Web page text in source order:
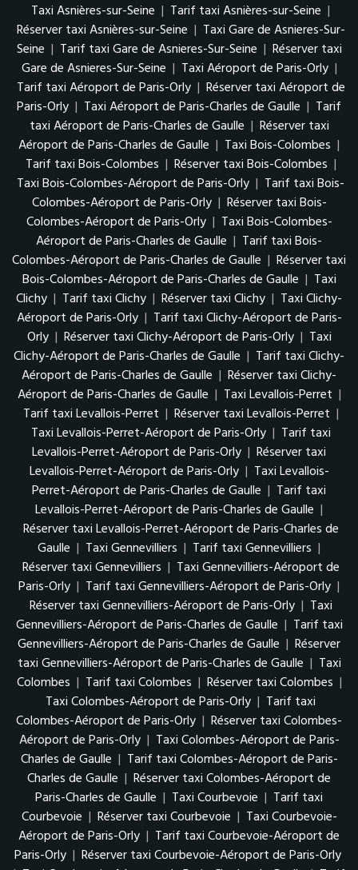
Taxi Asnières-sur-Seine | Tarif taxi Asnières-sur-Seine |
Réserver taxi Asnières-sur-Seine | Taxi Gare de Asnieres-Sur-
Seine | Tarif taxi Gare de Asnieres-Sur-Seine | Réserver taxi
Gare de Asnieres-Sur-Seine | Taxi Aéroport de Paris-Orly |
Tarif taxi Aéroport de Paris-Orly | Réserver taxi Aéroport de
Paris-Orly | Taxi Aéroport de Paris-Charles de Gaulle | Tarif
taxi Aéroport de Paris-Charles de Gaulle | Réserver taxi
Aéroport de Paris-Charles de Gaulle | Taxi Bois-Colombes |
Tarif taxi Bois-Colombes | Réserver taxi Bois-Colombes |
Taxi Bois-Colombes-Aéroport de Paris-Orly | Tarif taxi Bois-
Colombes-Aéroport de Paris-Orly | Réserver taxi Bois-
Colombes-Aéroport de Paris-Orly | Taxi Bois-Colombes-
Aéroport de Paris-Charles de Gaulle | Tarif taxi Bois-
Colombes-Aéroport de Paris-Charles de Gaulle | Réserver taxi
Bois-Colombes-Aéroport de Paris-Charles de Gaulle | Taxi
Clichy | Tarif taxi Clichy | Réserver taxi Clichy | Taxi Clichy-
Aéroport de Paris-Orly | Tarif taxi Clichy-Aéroport de Paris-
Orly | Réserver taxi Clichy-Aéroport de Paris-Orly | Taxi
Clichy-Aéroport de Paris-Charles de Gaulle | Tarif taxi Clichy-
Aéroport de Paris-Charles de Gaulle | Réserver taxi Clichy-
Aéroport de Paris-Charles de Gaulle | Taxi Levallois-Perret |
Tarif taxi Levallois-Perret | Réserver taxi Levallois-Perret |
Taxi Levallois-Perret-Aéroport de Paris-Orly | Tarif taxi
Levallois-Perret-Aéroport de Paris-Orly | Réserver taxi
Levallois-Perret-Aéroport de Paris-Orly | Taxi Levallois-
Perret-Aéroport de Paris-Charles de Gaulle | Tarif taxi
Levallois-Perret-Aéroport de Paris-Charles de Gaulle |
Réserver taxi Levallois-Perret-Aéroport de Paris-Charles de
Gaulle | Taxi Gennevilliers | Tarif taxi Gennevilliers |
Réserver taxi Gennevilliers | Taxi Gennevilliers-Aéroport de
Paris-Orly | Tarif taxi Gennevilliers-Aéroport de Paris-Orly |
Réserver taxi Gennevilliers-Aéroport de Paris-Orly | Taxi
Gennevilliers-Aéroport de Paris-Charles de Gaulle | Tarif taxi
Gennevilliers-Aéroport de Paris-Charles de Gaulle | Réserver
taxi Gennevilliers-Aéroport de Paris-Charles de Gaulle | Taxi
Colombes | Tarif taxi Colombes | Réserver taxi Colombes |
Taxi Colombes-Aéroport de Paris-Orly | Tarif taxi
Colombes-Aéroport de Paris-Orly | Réserver taxi Colombes-
Aéroport de Paris-Orly | Taxi Colombes-Aéroport de Paris-
Charles de Gaulle | Tarif taxi Colombes-Aéroport de Paris-
Charles de Gaulle | Réserver taxi Colombes-Aéroport de
Paris-Charles de Gaulle | Taxi Courbevoie | Tarif taxi
Courbevoie | Réserver taxi Courbevoie | Taxi Courbevoie-
Aéroport de Paris-Orly | Tarif taxi Courbevoie-Aéroport de
Paris-Orly | Réserver taxi Courbevoie-Aéroport de Paris-Orly